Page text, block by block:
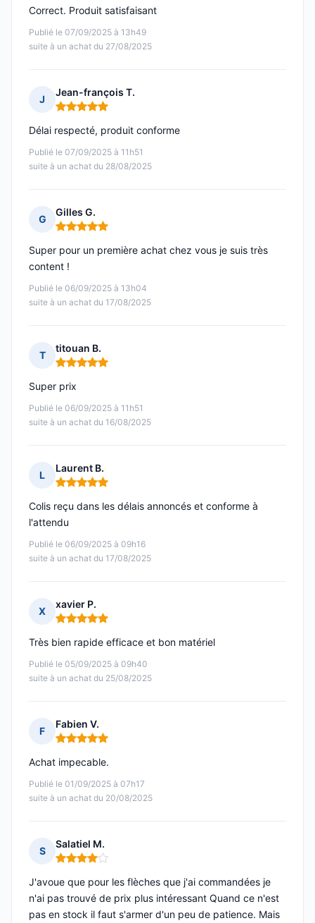
Publié le 07/09/2025 à 13h49
suite à un achat du 27/08/2025
Correct. Produit satisfaisant
J
Jean-françois T.
Note : 5 sur 5
Publié le 07/09/2025 à 11h51
suite à un achat du 28/08/2025
Délai respecté, produit conforme
G
Gilles G.
Note : 5 sur 5
Publié le 06/09/2025 à 13h04
suite à un achat du 17/08/2025
Super pour un première achat chez vous je suis très
content !
T
titouan B.
Note : 5 sur 5
Publié le 06/09/2025 à 11h51
suite à un achat du 16/08/2025
Super prix
L
Laurent B.
Note : 5 sur 5
Publié le 06/09/2025 à 09h16
suite à un achat du 17/08/2025
Colis reçu dans les délais annoncés et conforme à
l'attendu
X
xavier P.
Note : 5 sur 5
Publié le 05/09/2025 à 09h40
suite à un achat du 25/08/2025
Très bien rapide efficace et bon matériel
F
Fabien V.
Note : 5 sur 5
Publié le 01/09/2025 à 07h17
suite à un achat du 20/08/2025
Achat impecable.
S
Salatiel M.
Note : 4 sur 5
J'avoue que pour les flèches que j'ai commandées je
n'ai pas trouvé de prix plus intéressant Quand ce n'est
pas en stock il faut s'armer d'un peu de patience. Mais